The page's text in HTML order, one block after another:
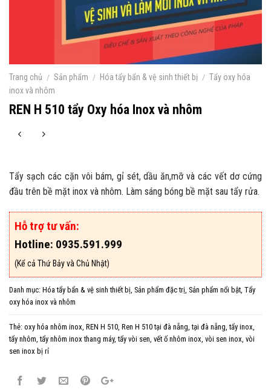
Trang chủ / Sản phẩm / Hóa tẩy bẩn & vệ sinh thiết bị / Tẩy oxy hóa
inox và nhôm
REN H 510 tẩy Oxy hóa Inox và nhôm
Tẩy sạch các cặn vôi bám, gỉ sét, dầu ăn,mỡ và các vết dơ cứng
đầu trên bề mặt inox và nhôm. Làm sáng bóng bề mặt sau tẩy rửa.
Hỗ trợ tư vấn:
Hotline: 0935.591.999
(Kể cả Thứ Bảy và Chủ Nhật)
Danh mục: Hóa tẩy bẩn & vệ sinh thiết bị, Sản phẩm đặc trị, Sản phẩm nổi bật, Tẩy
oxy hóa inox và nhôm
Thẻ: oxy hóa nhôm inox, REN H 510, Ren H 510 tại đà nẵng,tại đà nẵng,tẩy inox,
tẩy nhôm,tẩy nhôm inox thang máy,tẩy vòi sen, vết ố nhôm inox, vòi sen inox, vòi
sen inox bị rỉ